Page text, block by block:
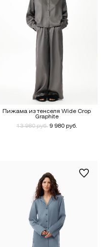
Пижама из тенселя Wide Crop
Graphite
13 980 руб.9 980 руб.